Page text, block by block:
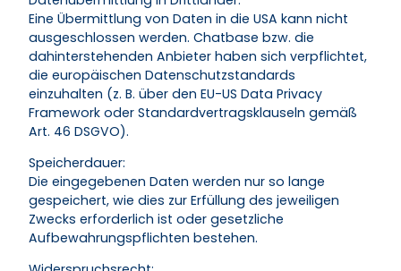
Eine Übermittlung von Daten in die USA kann nicht
ausgeschlossen werden. Chatbase bzw. die
dahinterstehenden Anbieter haben sich verpflichtet,
die europäischen Datenschutzstandards
einzuhalten (z. B. über den EU-US Data Privacy
Framework oder Standardvertragsklauseln gemäß
Art. 46 DSGVO).
Speicherdauer:
Die eingegebenen Daten werden nur so lange
gespeichert, wie dies zur Erfüllung des jeweiligen
Zwecks erforderlich ist oder gesetzliche
Aufbewahrungspflichten bestehen.